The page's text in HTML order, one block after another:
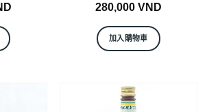
280,000 VND
加入購物車